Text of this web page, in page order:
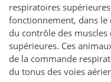
respiratoires
fonctionnement, dans le
du contrôle des
supérieures. Ces
de la commande
du tonus des voies